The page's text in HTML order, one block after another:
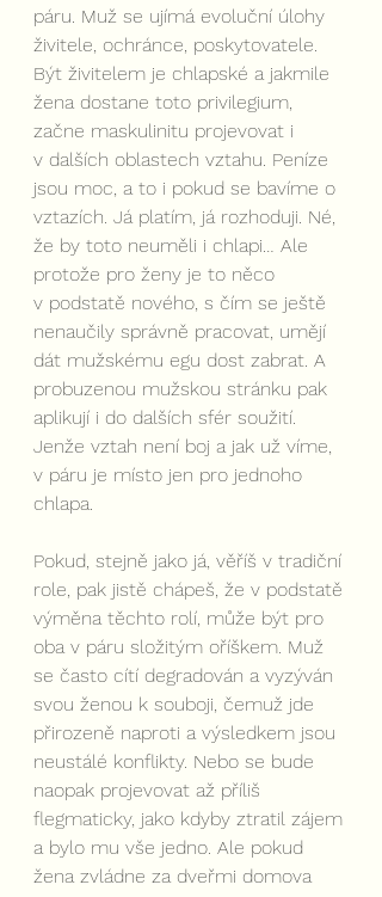
páru. Muž se ujímá evoluční úlohy
živitele, ochránce, poskytovatele.
Být živitelem je chlapské a jakmile
žena dostane toto privilegium,
začne maskulinitu projevovat i
v dalších oblastech vztahu. Peníze
jsou moc, a to i pokud se bavíme o
vztazích. Já platím, já rozhoduji. Né,
že by toto neuměli i chlapi… Ale
protože pro ženy je to něco
v podstatě nového, s čím se ještě
nenaučily správně pracovat, umějí
dát mužskému egu dost zabrat. A
probuzenou mužskou stránku pak
aplikují i do dalších sfér soužití.
Jenže vztah není boj a jak už víme,
v páru je místo jen pro jednoho
chlapa.
Pokud, stejně jako já, věříš v tradiční
role, pak jistě chápeš, že v podstatě
výměna těchto rolí, může být pro
oba v páru složitým oříškem. Muž
se často cítí degradován a vyzýván
svou ženou k souboji, čemuž jde
přirozeně naproti a výsledkem jsou
neustálé konflikty. Nebo se bude
naopak projevovat až příliš
flegmaticky, jako kdyby ztratil zájem
a bylo mu vše jedno. Ale pokud
žena zvládne za dveřmi domova